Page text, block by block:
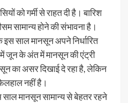
को गर्मी से राहत दी है। बारिश
सामान्य होने की संभावना है।
इस साल मानसून अपने निर्धारित
जून के अंत में मानसून की एंट्री
का असर दिखाई दे रहा है, लेकिन
नहीं है।
मानसून सामान्य से बेहतर रहने